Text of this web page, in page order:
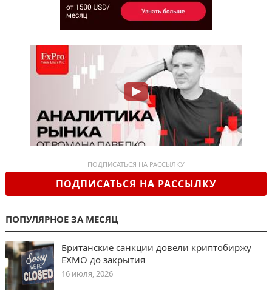
ПОДПИСАТЬСЯ НА РАССЫЛКУ
ПОДПИСАТЬСЯ НА РАССЫЛКУ
ПОПУЛЯРНОЕ ЗА МЕСЯЦ
Британские санкции довели криптобиржу
EXMO до закрытия
16 июля, 2026